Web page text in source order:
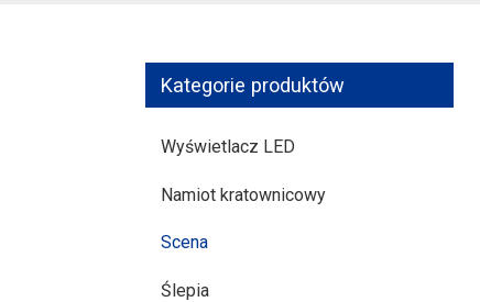
Kategorie produktów
Wyświetlacz LED
Namiot kratownicowy
Scena
Ślepia